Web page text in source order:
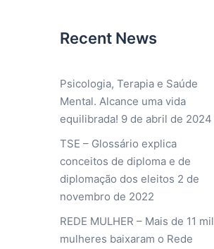
Recent News
Psicologia, Terapia e Saúde
Mental. Alcance uma vida
equilibrada! 9 de abril de 2024
TSE – Glossário explica
conceitos de diploma e de
diplomação dos eleitos 2 de
novembro de 2022
REDE MULHER – Mais de 11 mil
mulheres baixaram o Rede